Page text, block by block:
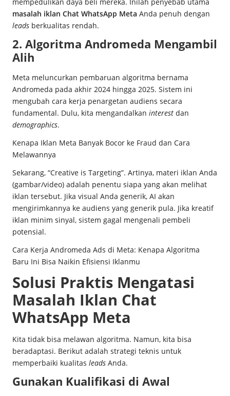
masalah iklan Chat WhatsApp Meta Anda penuh dengan
leads berkualitas rendah.
2. Algoritma Andromeda Mengambil
Alih
Meta meluncurkan pembaruan algoritma bernama
Andromeda pada akhir 2024 hingga 2025. Sistem ini
mengubah cara kerja penargetan audiens secara
fundamental. Dulu, kita mengandalkan interest dan
demographics.
Kenapa Iklan Meta Banyak Bocor ke Fraud dan Cara
Melawannya
Sekarang, “Creative is Targeting”. Artinya, materi iklan Anda
(gambar/video) adalah penentu siapa yang akan melihat
iklan tersebut. Jika visual Anda generik, AI akan
mengirimkannya ke audiens yang generik pula. Jika kreatif
iklan minim sinyal, sistem gagal mengenali pembeli
potensial.
Cara Kerja Andromeda Ads di Meta: Kenapa Algoritma
Baru Ini Bisa Naikin Efisiensi Iklanmu
Solusi Praktis Mengatasi
Masalah Iklan Chat
WhatsApp Meta
Kita tidak bisa melawan algoritma. Namun, kita bisa
beradaptasi. Berikut adalah strategi teknis untuk
memperbaiki kualitas leads Anda.
Gunakan Kualifikasi di Awal